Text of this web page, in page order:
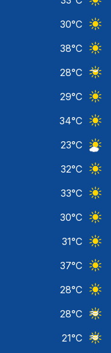
30°C
38°C
28°C
29°C
34°C
23°C
32°C
33°C
30°C
31°C
37°C
28°C
28°C
21°C